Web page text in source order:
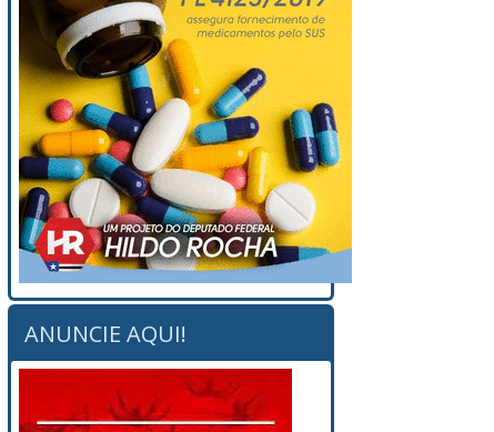
ANUNCIE AQUI!